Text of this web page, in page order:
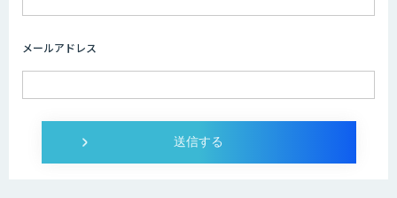
メールアドレス